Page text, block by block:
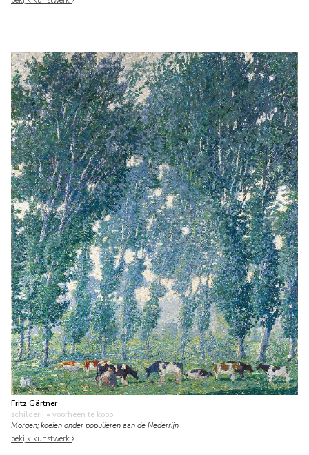
Fritz Gärtner
schilderij • voorheen te koop
Morgen; koeien onder populieren aan de Nederrijn
bekijk kunstwerk